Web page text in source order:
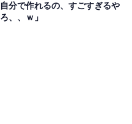
自分で作れるの、すごすぎるや
ろ、、ｗ」